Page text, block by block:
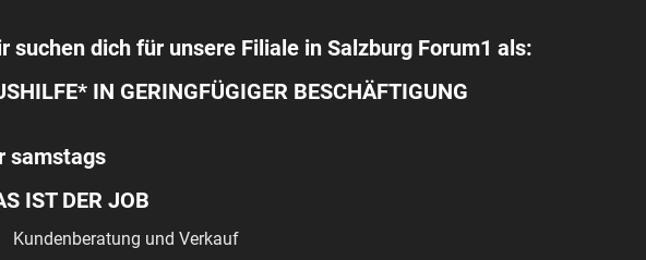
suchen dich für unsere Filiale in Salzburg Forum1 als:
IN GERINGFÜGIGER BESCHÄFTIGUNG
samstags
IST DER JOB
Kundenberatung und Verkauf